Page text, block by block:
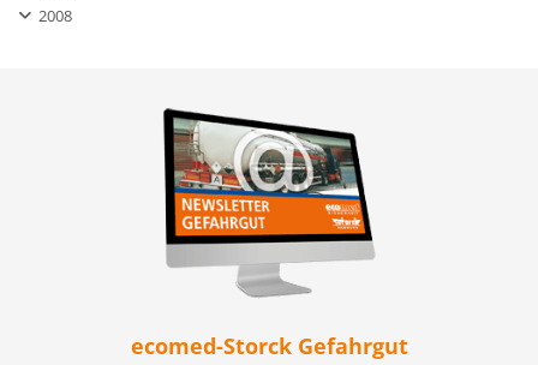
2008
ecomed-Storck Gefahrgut